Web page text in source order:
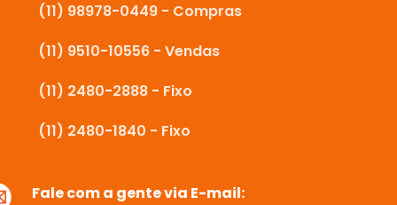
(11) 98978-0449 - Compras
(11) 9510-10556 - Vendas
(11) 2480-2888 - Fixo
(11) 2480-1840 - Fixo
Fale com a gente via E-mail: